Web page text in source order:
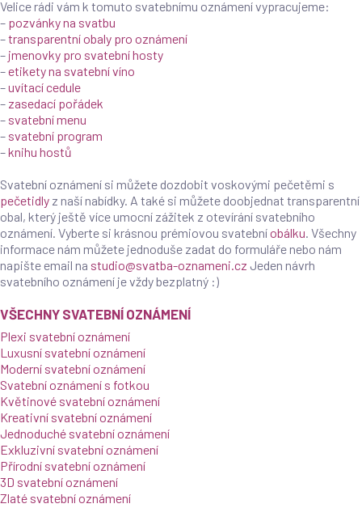
Velice rádi vám k tomuto svatebnímu oznámení vypracujeme:
– pozvánky na svatbu
–transparentní obaly pro oznámení
– jmenovky pro svatební hosty
–etikety na svatební víno
–uvítací cedule
– zasedací pořádek
– svatební menu
– svatební program
–knihu hostů
Svatební oznámení si můžete dozdobit voskovými pečetěmi s
pečetidly z naší nabídky. A také si můžete doobjednat transparentní
obal, který ještě více umocní zážitek z otevírání svatebního
oznámení. Vyberte si krásnou prémiovou svatebníobálku. Všechny
informace nám můžete jednoduše zadat do formuláře nebo nám
napište email na studio@svatba-oznameni.cz Jeden návrh
svatebního oznámení je vždy bezplatný :)
VŠECHNY SVATEBNÍ OZNÁMENÍ
Plexi svatební oznámení
Luxusní svatební oznámení
Moderní svatební oznámení
Svatební oznámení s fotkou
Květinové svatební oznámení
Kreativní svatební oznámení
Jednoduché svatební oznámení
Exkluzivní svatební oznámení
Přírodní svatební oznámení
3D svatební oznámení
Zlaté svatební oznámení